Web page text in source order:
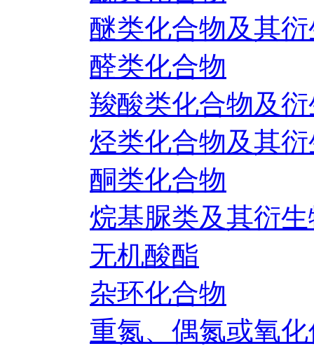
醚类化合物及其
醛类化合物
羧酸类化合物及
烃类化合物及其
酮类化合物
烷基脲类及其衍
无机酸酯
杂环化合物
重氮、偶氮或氧